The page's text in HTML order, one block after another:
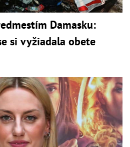
Damasku:
si vyžiadala obete